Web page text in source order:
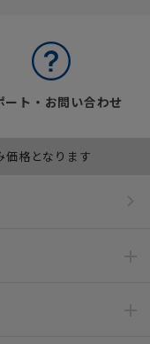
ート・お問い合わせ
価格となります